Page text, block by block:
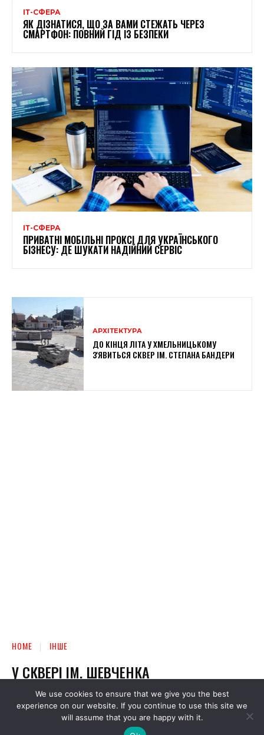
ІТ-СФЕРА
ЯК ДІЗНАТИСЯ, ЩО ЗА ВАМИ СТЕЖАТЬ ЧЕРЕЗ
СМАРТФОН: ПОВНИЙ ГІД ІЗ БЕЗПЕКИ
ІТ-СФЕРА
ПРИВАТНІ МОБІЛЬНІ ПРОКСІ ДЛЯ УКРАЇНСЬКОГО
БІЗНЕСУ: ДЕ ШУКАТИ НАДІЙНИЙ СЕРВІС
АРХІТЕКТУРА
ДО КІНЦЯ ЛІТА У ХМЕЛЬНИЦЬКОМУ
З'ЯВИТЬСЯ СКВЕР ІМ. СТЕПАНА БАНДЕРИ
We use cookies to ensure that we give you the best
experience on our website. If you continue to use this site we
will assume that you are happy with it.